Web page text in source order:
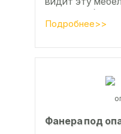
реакция
букв
Подробнее>>
Фанера под